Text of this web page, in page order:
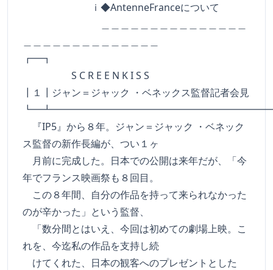
ｉ◆AntenneFranceについて
┏━┓
S C R E E N K I S S
┃１┃ジャン＝ジャック ・ベネックス監督記者会見
『IP5』から８年。ジャン＝ジャック ・ベネック
ス監督の新作長編が、つい１ヶ
月前に完成した。日本での公開は来年だが、「今
年でフランス映画祭も８回目。
この８年間、自分の作品を持って来られなかった
のが辛かった」という監督、
「数分間とはいえ、今回は初めての劇場上映。こ
れを、今迄私の作品を支持し続
けてくれた、日本の観客へのプレゼントとした